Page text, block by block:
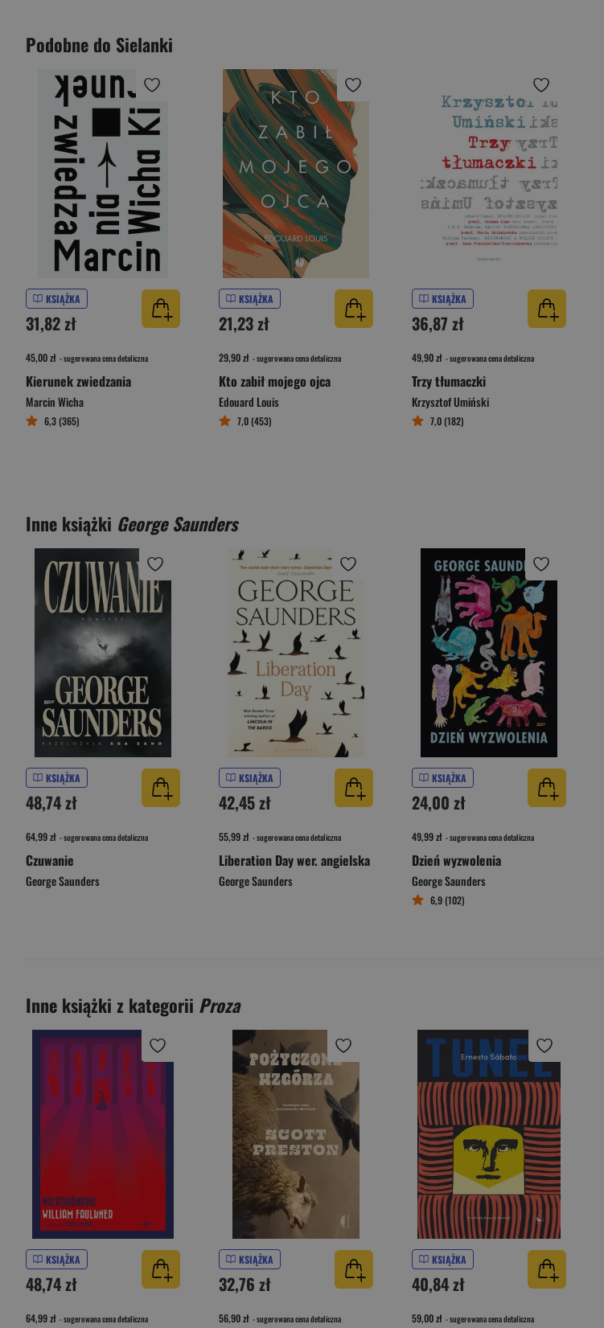
Podobne do Sielanki
KSIĄŻKA
31,82 zł
45,00 zł - sugerowana cena detaliczna
Kierunek zwiedzania
Marcin Wicha
6,3 (365)
KSIĄŻKA
21,23 zł
29,90 zł - sugerowana cena detaliczna
Kto zabił mojego ojca
Edouard Louis
7,0 (453)
KSIĄŻKA
36,87 zł
49,90 zł - sugerowana cena detaliczna
Trzy tłumaczki
Krzysztof Umiński
7,0 (182)
Inne książki George Saunders
KSIĄŻKA
48,74 zł
64,99 zł - sugerowana cena detaliczna
Czuwanie
George Saunders
KSIĄŻKA
42,45 zł
55,99 zł - sugerowana cena detaliczna
Liberation Day wer. angielska
George Saunders
KSIĄŻKA
24,00 zł
49,99 zł - sugerowana cena detaliczna
Dzień wyzwolenia
George Saunders
6,9 (102)
Inne książki z kategorii Proza
KSIĄŻKA
48,74 zł
64,99 zł - sugerowana cena detaliczna
KSIĄŻKA
32,76 zł
56,90 zł - sugerowana cena detaliczna
KSIĄŻKA
40,84 zł
59,00 zł - sugerowana cena detaliczna